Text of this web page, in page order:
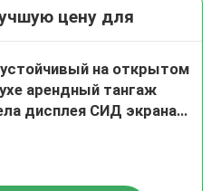
цену для
на открытом
арендный тангаж
дисплея СИД экрана